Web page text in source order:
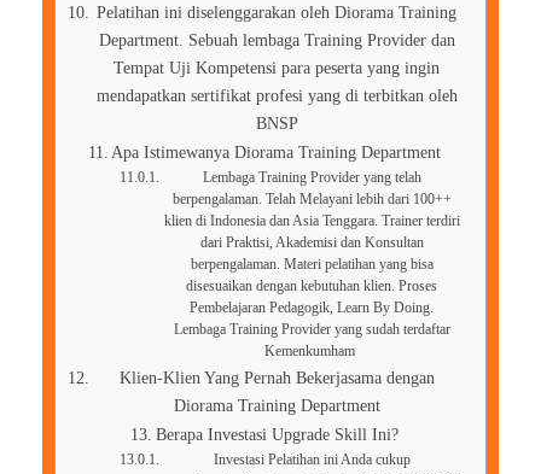
Pelatihan ini diselenggarakan oleh Diorama Training
Department. Sebuah lembaga Training Provider dan
Tempat Uji Kompetensi para peserta yang ingin
mendapatkan sertifikat profesi yang di terbitkan oleh
BNSP
Apa Istimewanya Diorama Training Department
Lembaga Training Provider yang telah
berpengalaman. Telah Melayani lebih dari 100++
klien di Indonesia dan Asia Tenggara. Trainer terdiri
dari Praktisi, Akademisi dan Konsultan
berpengalaman. Materi pelatihan yang bisa
disesuaikan dengan kebutuhan klien. Proses
Pembelajaran Pedagogik, Learn By Doing.
Lembaga Training Provider yang sudah terdaftar
Kemenkumham
Klien-Klien Yang Pernah Bekerjasama dengan
Diorama Training Department
Berapa Investasi Upgrade Skill Ini?
Investasi Pelatihan ini Anda cukup